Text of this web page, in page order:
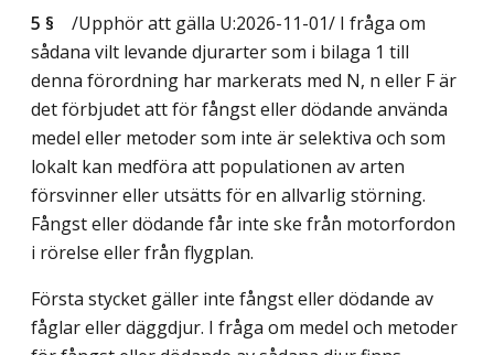
5 § /Upphör att gälla U:2026-11-01/ I fråga om
sådana vilt levande djurarter som i bilaga 1 till
denna förordning har markerats med N, n eller F är
det förbjudet att för fångst eller dödande använda
medel eller metoder som inte är selektiva och som
lokalt kan medföra att populationen av arten
försvinner eller utsätts för en allvarlig störning.
Fångst eller dödande får inte ske från motorfordon
i rörelse eller från flygplan.
Första stycket gäller inte fångst eller dödande av
fåglar eller däggdjur. I fråga om medel och metoder